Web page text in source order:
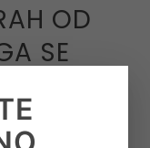
OD
SE
biti